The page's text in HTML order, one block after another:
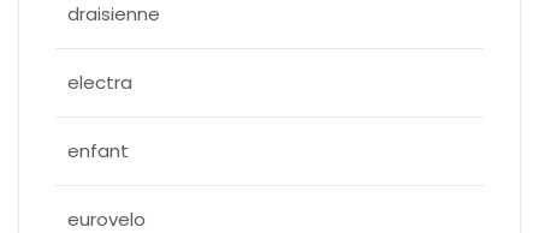
draisienne
electra
enfant
eurovelo